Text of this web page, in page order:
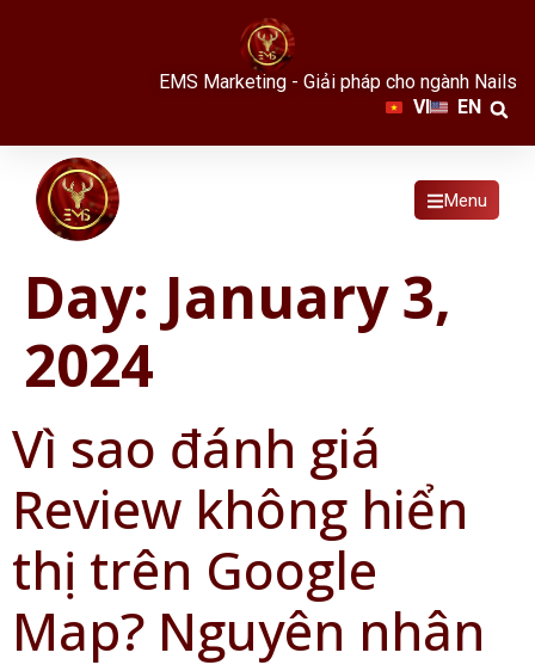
EMS Marketing - Giải pháp cho ngành Nails
VI
EN
Menu
Day: January 3,
2024
Vì sao đánh giá
Review không hiển
thị trên Google
Map? Nguyên nhân